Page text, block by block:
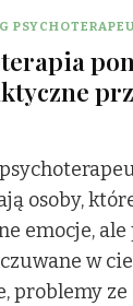
osoby,
emocje,
w
problemy